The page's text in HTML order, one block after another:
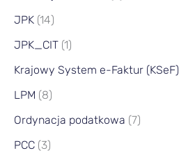
JPK (14)
JPK_CIT (1)
Krajowy System e-Faktur (KSeF)
LPM (8)
Ordynacja podatkowa (7)
PCC (3)